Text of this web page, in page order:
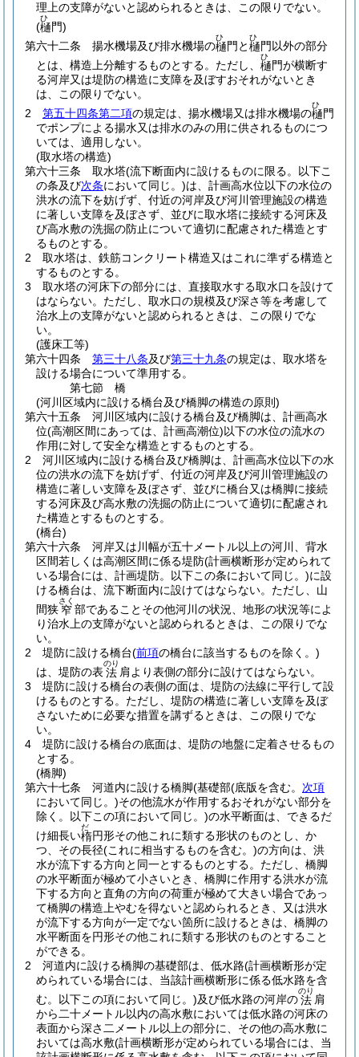
理上の支障がないと認められるときは、この限りでない。
(樋
ひ
門)
第六十二条
揚水機場及び排水機場の樋
ひ
門と樋
ひ
門以外の部分
とは、構造上分離するものとする。 ただし、 樋
ひ
門が横断す
る河岸又は堤防の構造に支障を及ぼすおそれがないとき
は、この限りでない。
2
第五十四条第二項の規定は、揚水機場又は排水機場の樋
ひ
門
でポンプによる揚水又は排水のみの用に供されるものにつ
いては、適用しない。
(取水塔の構造)
第六十三条
取水塔(流下断面内に設けるものに限る。以下こ
の条及び次条において同じ。)は、計画高水位以下の水位の
洪水の流下を妨げず、付近の河岸及び河川管理施設の構造
に著しい支障を及ぼさず、並びに取水塔に接続する河床及
び高水敷の洗掘の防止について適切に配慮された構造とす
るものとする。
2
取水塔は、鉄筋コンクリート構造又はこれに準ずる構造と
するものとする。
3
取水塔の河床下の部分には、直接取水する取水口を設けて
はならない。 ただし、取水口の規模及び深さ等を考慮して
治水上の支障がないと認められるときは、この限りでな
い。
(護床工等)
第六十四条
第三十八条及び第三十九条の規定は、取水塔を
設ける場合について準用する。
第七節
橋
(河川区域内に設ける橋台及び橋脚の構造の原則)
第六十五条
河川区域内に設ける橋台及び橋脚は、計画高水
位(高潮区間にあっては、計画高潮位)以下の水位の流水の
作用に対して安全な構造とするものとする。
2
河川区域内に設ける橋台及び橋脚は、計画高水位以下の水
位の洪水の流下を妨げず、付近の河岸及び河川管理施設の
構造に著しい支障を及ぼさず、並びに橋台又は橋脚に接続
する河床及び高水敷の洗掘の防止について適切に配慮され
た構造とするものとする。
(橋台)
第六十六条
河岸又は川幅が五十メートル以上の河川、背水
区間若しくは高潮区間に係る堤防(計画横断形が定められて
いる場合には、計画堤防。以下この条において同じ。)に設
ける橋台は、流下断面内に設けてはならない。 ただし、山
間狭 窄
さく
部であることその他河川の状況、地形の状況等によ
り治水上の支障がないと認められるときは、この限りでな
い。
2
堤防に設ける橋台(前項の橋台に該当するものを除く。)
は、堤防の表法
のり
肩より表側の部分に設けてはならない。
3
堤防に設ける橋台の表側の面は、堤防の法線に平行して設
けるものとする。 ただし、堤防の構造に著しい支障を及ぼ
さないために必要な措置を講ずるときは、この限りでな
い。
4
堤防に設ける橋台の底面は、堤防の地盤に定着させるもの
とする。
(橋脚)
第六十七条
河道内に設ける橋脚(基礎部(底版を含む。 次項
において同じ。)その他流水が作用するおそれがない部分を
除く。以下この項において同じ。)の水平断面は、できるだ
け細長い楕
だ
円形その他これに類する形状のものとし、か
つ、その長径(これに相当するものを含む。)の方向は、洪
水が流下する方向と同一とするものとする。 ただし、橋脚
の水平断面が極めて小さいとき、橋脚に作用する洪水が流
下する方向と直角の方向の荷重が極めて大きい場合であっ
て橋脚の構造上やむを得ないと認められるとき、又は洪水
が流下する方向が一定でない箇所に設けるときは、橋脚の
水平断面を円形その他これに類する形状のものとすること
ができる。
2
河道内に設ける橋脚の基礎部は、低水路(計画横断形が定
められている場合には、当該計画横断形に係る低水路を含
む。以下この項において同じ。)及び低水路の河岸の法
のり
肩
から二十メートル以内の高水敷においては低水路の河床の
表面から深さ二メートル以上の部分に、その他の高水敷に
おいては高水敷(計画横断形が定められている場合には、当